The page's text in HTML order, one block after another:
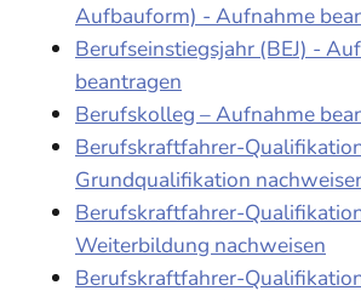
Aufbauform) - Aufnahme
Berufseinstiegsjahr (BEJ) -
beantragen
Berufskolleg – Aufnahme
Berufskraftfahrer-
Grundqualifikation
Berufskraftfahrer-
Weiterbildung nachweisen
Berufskraftfahrer-